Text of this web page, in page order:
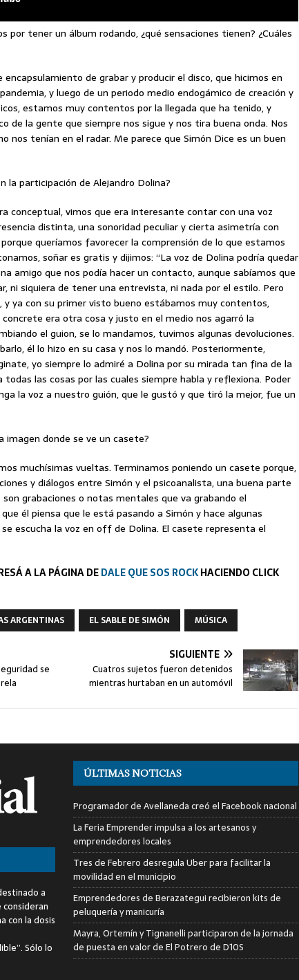
tener un álbum rodando, ¿qué sensaciones tienen? ¿Cuáles
de grabar y producir el disco, que hicimos en
y luego de un periodo medio endogámico de creación y
estamos muy contentos por la llegada que ha tenido, y
de la gente que siempre nos sigue y nos tira buena onda. Nos
nos tenían en el radar. Me parece que Simón Dice es un buen
la participación de Alejandro Dolina?
conceptual, vimos que era interesante contar con una voz
distinta, una sonoridad peculiar y cierta asimetría con
queríamos favorecer la comprensión de lo que estamos
soñar es gratis y dijimos: “La voz de Dolina podría quedar
amigo que nos podía hacer un contacto, aunque sabíamos que
ni siquiera de tener una entrevista, ni nada por el estilo. Pero
y ya con su primer visto bueno estábamos muy contentos,
era otra cosa y justo en el medio nos agarró la
el guion, se lo mandamos, tuvimos algunas devoluciones.
él lo hizo en su casa y nos lo mandó. Posteriormente,
yo siempre lo admiré a Dolina por su mirada tan fina de la
las cosas por las cuales siempre habla y reflexiona. Poder
la voz a nuestro guión, que le gustó y que tiró la mejor, fue un
imagen donde se ve un casete?
muchísimas vueltas. Terminamos poniendo un casete porque,
y diálogos entre Simón y el psicoanalista, una buena parte
grabaciones o notas mentales que va grabando el
él piensa que le está pasando a Simón y hace algunas
escucha la voz en off de Dolina. El casete representa el
A LA PÁGINA DEDALE QUE SOS ROCKHACIENDO CLICK
ARGENTINAS EL SABLE DE SIMÓN MÚSICA
se
SIGUIENTE
Cuatros sujetos fueron detenidos
mientras hurtaban en un automóvil
a
consideran
con la dosis
Sólo lo
ÚLTIMAS NOTICIAS
Programador de Avellaneda creó el Facebook nacional
La Feria Emprender impulsa a los artesanos y
emprendedores locales
Tres de Febrero desregula Uber para facilitar la
movilidad en el municipio
Emprendedores de Berazategui recibieron kits de
peluquería y manicuría
Mayra, Ortemín y Tignanelli participaron de la jornada
de puesta en valor de El Potrero de D10S